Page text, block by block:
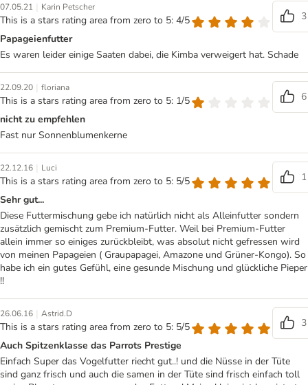
07.05.21 | Karin Petscher
This is a stars rating area from zero to 5: 4/5
3
Papageienfutter
Es waren leider einige Saaten dabei, die Kimba verweigert hat. Schade
22.09.20 | floriana
This is a stars rating area from zero to 5: 1/5
6
nicht zu empfehlen
Fast nur Sonnenblumenkerne
22.12.16 | Luci
This is a stars rating area from zero to 5: 5/5
1
Sehr gut...
Diese Futtermischung gebe ich natürlich nicht als Alleinfutter sondern
zusätzlich gemischt zum Premium-Futter. Weil bei Premium-Futter
allein immer so einiges zurückbleibt, was absolut nicht gefressen wird
von meinen Papageien ( Graupapagei, Amazone und Grüner-Kongo). So
habe ich ein gutes Gefühl, eine gesunde Mischung und glückliche Pieper
!!
26.06.16 | Astrid.D
This is a stars rating area from zero to 5: 5/5
3
Auch Spitzenklasse das Parrots Prestige
Einfach Super das Vogelfutter riecht gut..! und die Nüsse in der Tüte
sind ganz frisch und auch die samen in der Tüte sind frisch einfach toll